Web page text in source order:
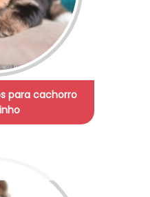
para cachorro